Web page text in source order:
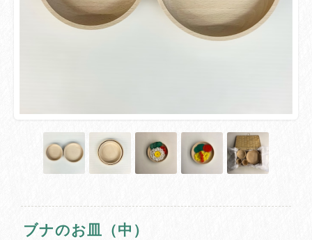
ブナのお皿（中）